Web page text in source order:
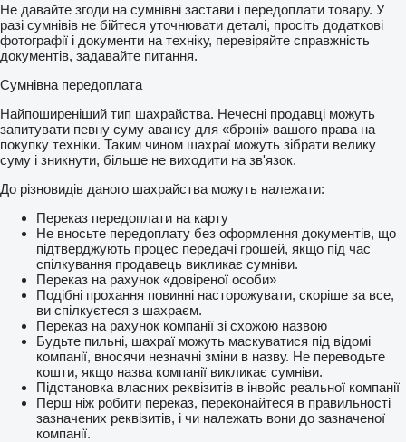
Не давайте згоди на сумнівні застави і передоплати товару. У
разі сумнівів не бійтеся уточнювати деталі, просіть додаткові
фотографії і документи на техніку, перевіряйте справжність
документів, задавайте питання.
Сумнівна передоплата
Найпоширеніший тип шахрайства. Нечесні продавці можуть
запитувати певну суму авансу для «броні» вашого права на
покупку техніки. Таким чином шахраї можуть зібрати велику
суму і зникнути, більше не виходити на зв'язок.
До різновидів даного шахрайства можуть належати:
Переказ передоплати на карту
Не вносьте передоплату без оформлення документів, що
підтверджують процес передачі грошей, якщо під час
спілкування продавець викликає сумніви.
Переказ на рахунок «довіреної особи»
Подібні прохання повинні насторожувати, скоріше за все,
ви спілкуєтеся з шахраєм.
Переказ на рахунок компанії зі схожою назвою
Будьте пильні, шахраї можуть маскуватися під відомі
компанії, вносячи незначні зміни в назву. Не переводьте
кошти, якщо назва компанії викликає сумніви.
Підстановка власних реквізитів в інвойс реальної компанії
Перш ніж робити переказ, переконайтеся в правильності
зазначених реквізитів, і чи належать вони до зазначеної
компанії.